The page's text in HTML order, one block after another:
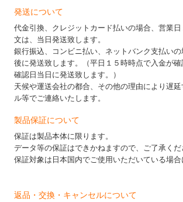
発送について
代金引換、クレジットカード払いの場合、営業
文は、当日発送致します。
銀行振込、コンビニ払い、ネットバンク支払い
後に発送致します。（平日１５時時点で入金が確
確認日当日に発送致します。）
天候や運送会社の都合、その他の理由により遅
ル等でご連絡いたします。
製品保証について
保証は製品本体に限ります。
データ等の保証はできかねますので、ご了承くだ
保証対象は日本国内でご使用いただいている場合
返品・交換・キャンセルについて